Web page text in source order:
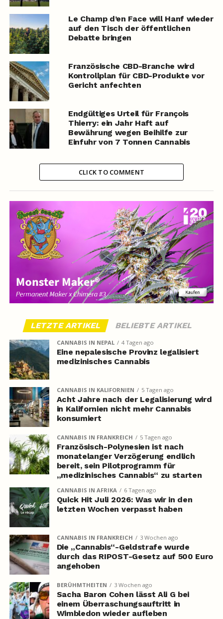
Le Champ d’en Face will Hanf wieder
auf den Tisch der öffentlichen
Debatte bringen
Französische CBD-Branche wird
Kontrollplan für CBD-Produkte vor
Gericht anfechten
Endgültiges Urteil für François
Thierry: ein Jahr Haft auf
Bewährung wegen Beihilfe zur
Einfuhr von 7 Tonnen Cannabis
CLICK TO COMMENT
LETZTE ARTIKEL BELIEBTE ARTIKEL
CANNABIS IN NEPAL 4 Tagen ago
Eine nepalesische Provinz legalisiert
medizinisches Cannabis
CANNABIS IN KALIFORNIEN 5 Tagen ago
Acht Jahre nach der Legalisierung wird
in Kalifornien nicht mehr Cannabis
konsumiert
CANNABIS IN FRANKREICH 5 Tagen ago
Französisch-Polynesien ist nach
monatelanger Verzögerung endlich
bereit, sein Pilotprogramm für
„medizinisches Cannabis“ zu starten
CANNABIS IN AFRIKA 6 Tagen ago
Quick Hit Juli 2026: Was wir in den
letzten Wochen verpasst haben
CANNABIS IN FRANKREICH 3 Wochen ago
Die „Cannabis“-Geldstrafe wurde
durch das RIPOST-Gesetz auf 500 Euro
angehoben
BERÜHMTHEITEN 3 Wochen ago
Sacha Baron Cohen lässt Ali G bei
einem Überraschungsauftritt in
Wimbledon wieder aufleben